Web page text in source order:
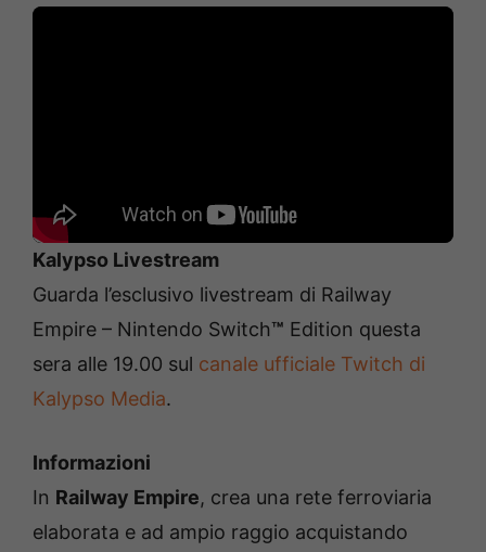
Kalypso Livestream
Guarda l’esclusivo livestream di Railway
Empire – Nintendo Switch™ Edition questa
sera alle 19.00 sul canale ufficiale Twitch di
Kalypso Media.
Informazioni
In Railway Empire, crea una rete ferroviaria
elaborata e ad ampio raggio acquistando